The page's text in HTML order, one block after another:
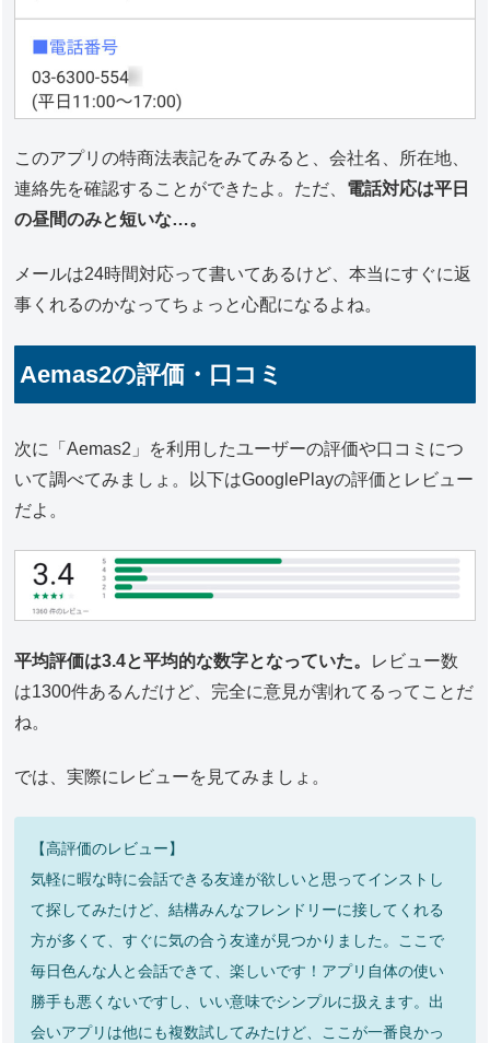
このアプリの特商法表記をみてみると、会社名、所在地、
連絡先を確認することができたよ。ただ、 電話対応は平日
の昼間のみと短いな…。
メールは24時間対応って書いてあるけど、本当にすぐに返
事くれるのかなってちょっと心配になるよね。
Aemas2の評価・口コミ
次に「Aemas2」を利用したユーザーの評価や口コミにつ
いて調べてみましょ。以下はGooglePlayの評価とレビュー
だよ。
平均評価は3.4と平均的な数字となっていた。
レビュー数
は1300件あるんだけど、完全に意見が割れてるってことだ
ね。
では、実際にレビューを見てみましょ。
【高評価のレビュー】
気軽に暇な時に会話できる友達が欲しいと思ってインストし
て探してみたけど、結構みんなフレンドリーに接してくれる
方が多くて、すぐに気の合う友達が見つかりました。ここで
毎日色んな人と会話できて、楽しいです！アプリ自体の使い
勝手も悪くないですし、いい意味でシンプルに扱えます。出
会いアプリは他にも複数試してみたけど、ここが一番良かっ